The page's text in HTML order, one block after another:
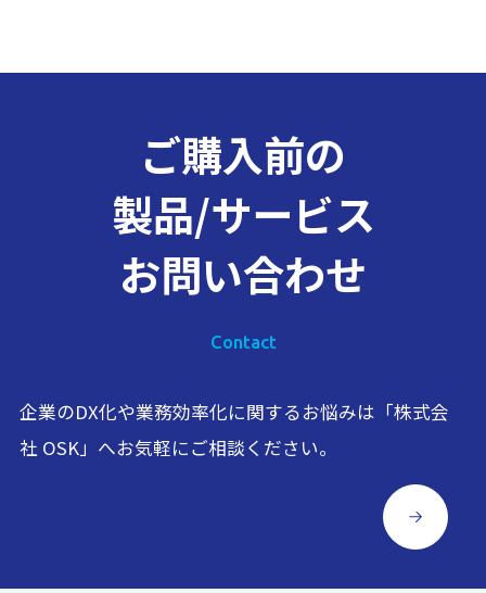
ご購入前の
製品/サービス
お問い合わせ
Contact
企業のDX化や業務効率化に関するお悩みは「株式会
社 OSK」へお気軽にご相談ください。